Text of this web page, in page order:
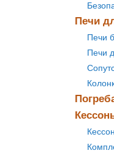
Печи
Печи
Печи